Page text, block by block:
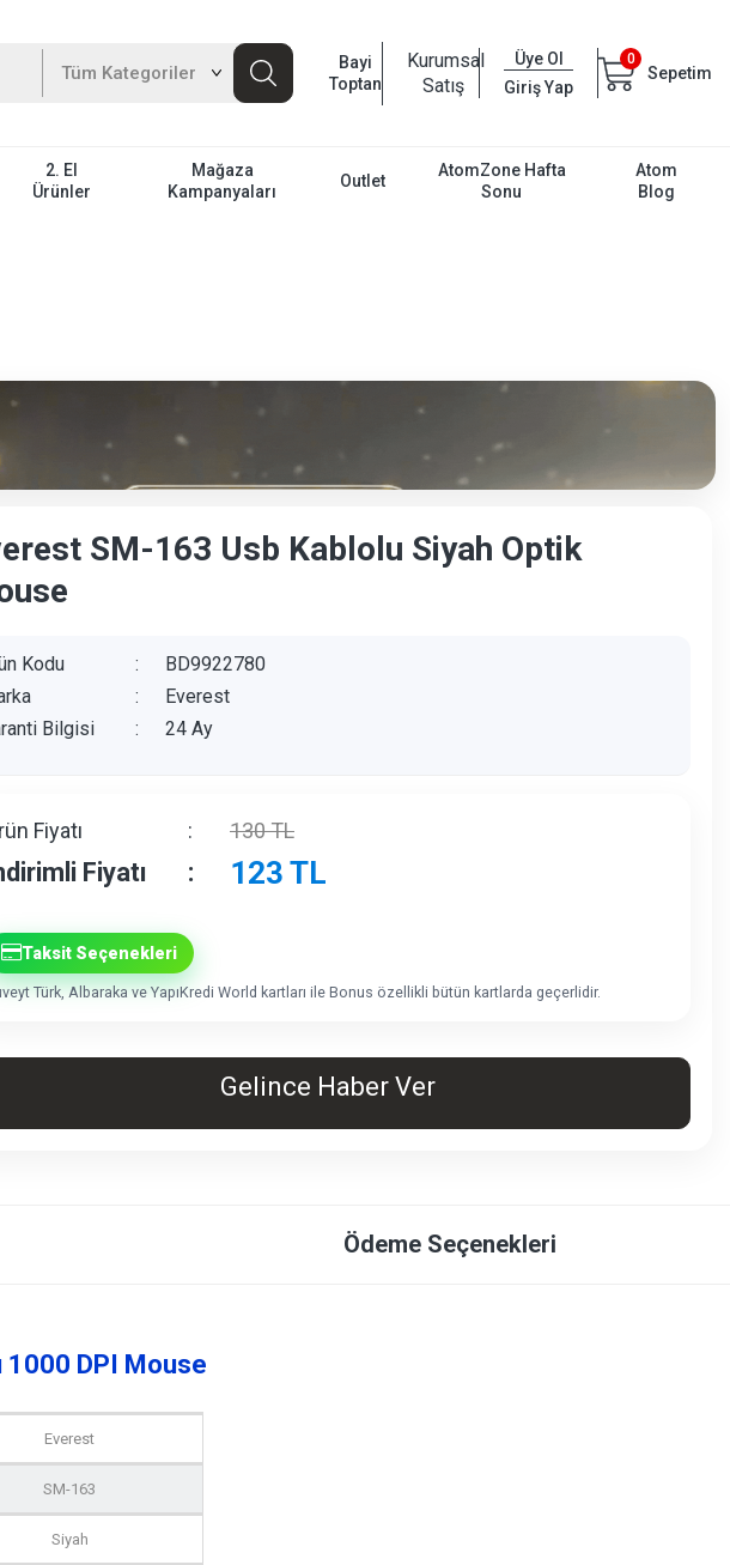
Bayi
Toptan
Kurumsal
Satış
Üye Ol
Giriş Yap
0
Sepetim
2. El
Ürünler
Mağaza
Kampanyaları
Outlet
AtomZone Hafta
Sonu
Atom
Blog
SM-163 Usb Kablolu Siyah Optik
Kodu :
BD9922780
:
Everest
Bilgisi
: 24 Ay
Fiyatı : 130TL
Fiyatı : 123 TL
Taksit Seçenekleri
Türk, Albaraka ve YapıKredi World kartları ile Bonus özellikli bütün kartlarda geçerlidir.
Gelince Haber Ver
Ödeme Seçenekleri
1000 DPI Mouse
Everest
SM-163
Siyah